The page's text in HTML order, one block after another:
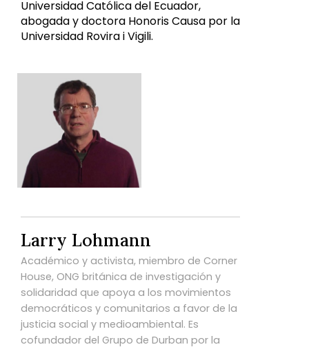
Universidad Católica del Ecuador,
abogada y doctora Honoris Causa por la
Universidad Rovira i Vigili.
Larry Lohmann
Académico y activista, miembro de Corner
House, ONG británica de investigación y
solidaridad que apoya a los movimientos
democráticos y comunitarios a favor de la
justicia social y medioambiental. Es
cofundador del Grupo de Durban por la